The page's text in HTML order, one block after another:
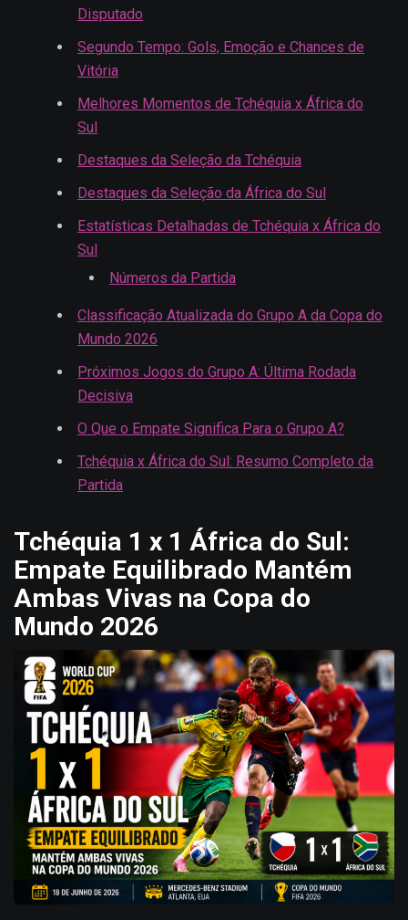
Disputado
Segundo Tempo: Gols, Emoção e Chances de
Vitória
Melhores Momentos de Tchéquia x África do
Sul
Destaques da Seleção da Tchéquia
Destaques da Seleção da África do Sul
Estatísticas Detalhadas de Tchéquia x África do
Sul
Números da Partida
Classificação Atualizada do Grupo A da Copa do
Mundo 2026
Próximos Jogos do Grupo A: Última Rodada
Decisiva
O Que o Empate Significa Para o Grupo A?
Tchéquia x África do Sul: Resumo Completo da
Partida
Tchéquia 1 x 1 África do Sul:
Empate Equilibrado Mantém
Ambas Vivas na Copa do
Mundo 2026